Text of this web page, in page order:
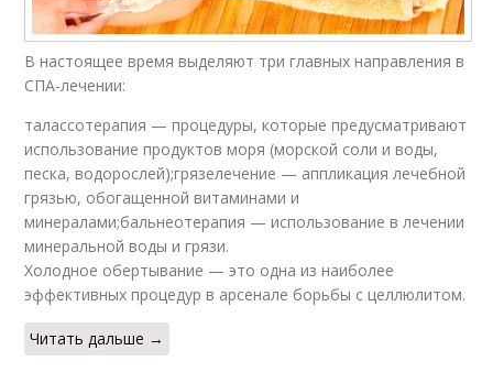
В настоящее время выделяют три главных направления в
СПА-лечении:
талассотерапия — процедуры, которые предусматривают
использование продуктов моря (морской соли и воды,
песка, водорослей);грязелечение — аппликация лечебной
грязью, обогащенной витаминами и
минералами;бальнеотерапия — использование в лечении
минеральной воды и грязи.
Холодное обертывание — это одна из наиболее
эффективных процедур в арсенале борьбы с целлюлитом.
Читать дальше →